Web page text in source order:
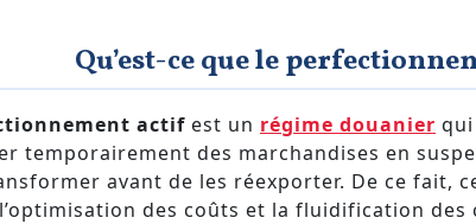
Qu’est-ce que le
actif est un régime douanier
temporairement des marchandises en
avant de les réexporter. De ce fait,
des coûts et la fluidification des